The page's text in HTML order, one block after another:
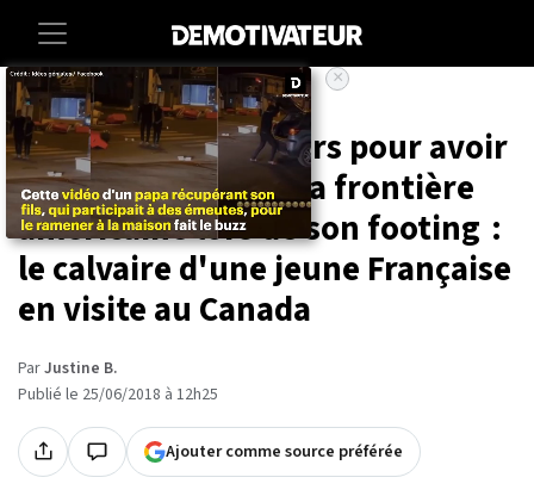
Accueil Societe
Détenue quinze jours pour avoir
franchi par erreur la frontière
américaine lors de son footing :
le calvaire d'une jeune Française
en visite au Canada
ParJustine B.
Publié le 25/06/2018 à 12h25
Ajouter comme source préférée
×